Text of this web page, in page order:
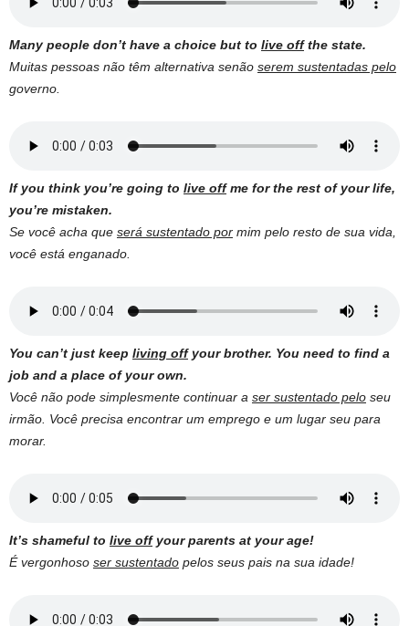
Many people don’t have a choice but to live offthe state.
Muitas pessoas não têm alternativa senão serem sustentadas pelo
governo.
If you think you’re going to live offme for the rest of your life,
you’re mistaken.
Se você acha que será sustentado por mim pelo resto de sua vida,
você está enganado.
You can’t just keep living offyour brother. You need to find a
job and a place of your own.
Você não pode simplesmente continuar a ser sustentado pelo seu
irmão. Você precisa encontrar um emprego e um lugar seu para
morar.
It’s shameful to live offyour parents at your age!
É vergonhoso ser sustentado pelos seus pais na sua idade!